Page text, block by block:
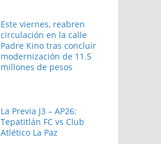
Este viernes, reabren
circulación en la calle
Padre Kino tras concluir
modernización de 11.5
millones de pesos
La Previa J3 – AP26:
Tepatitlán FC vs Club
Atlético La Paz